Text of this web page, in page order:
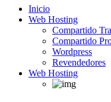
Inicio
Web Hosting
Compartido
Compartido
Wordpress
Revendedores
Web Hosting